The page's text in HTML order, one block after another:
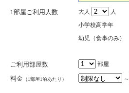
1部屋ご利用人数 大人
人
小学校高学年
幼児（食事のみ）
ご利用部屋数 部屋
料金 （1部屋1泊あたり） ～